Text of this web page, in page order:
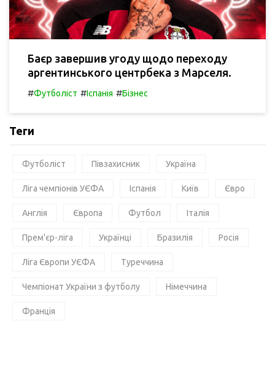
Баєр завершив угоду щодо переходу
аргентинського центрбека з Марселя.
#Футболіст #Іспанія #Бізнес
Теги
Футболіст Півзахисник Україна
Ліга чемпіонів УЄФА Іспанія Київ Євро
Англія Європа Футбол Італія
Прем'єр-ліга Українці Бразилія Росія
Ліга Європи УЄФА Туреччина
Чемпіонат України з футболу Німеччина
Франція